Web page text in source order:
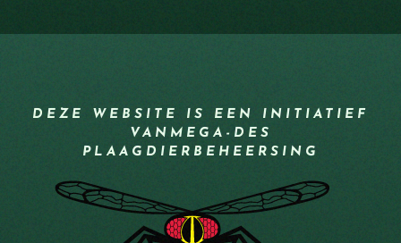
DEZE WEBSITE IS EEN INITIATIEF
VAN MEGA-DES
PLAAGDIERBEHEERSING